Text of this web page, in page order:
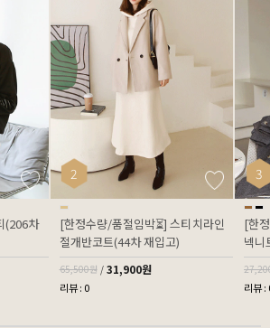
(206차
2
[한정수량/품절임박⏳] 스티치라인
절개반코트(44차 재입고)
65,500원 / 31,900원
리뷰 : 0
3
[한
넥니
리뷰 :